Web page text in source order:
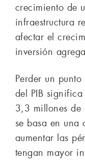
crecimiento de
infraestructura
afectar el
inversión
Perder un
del PIB
3,3 millones de
se basa en una
aumentar las
tengan mayor